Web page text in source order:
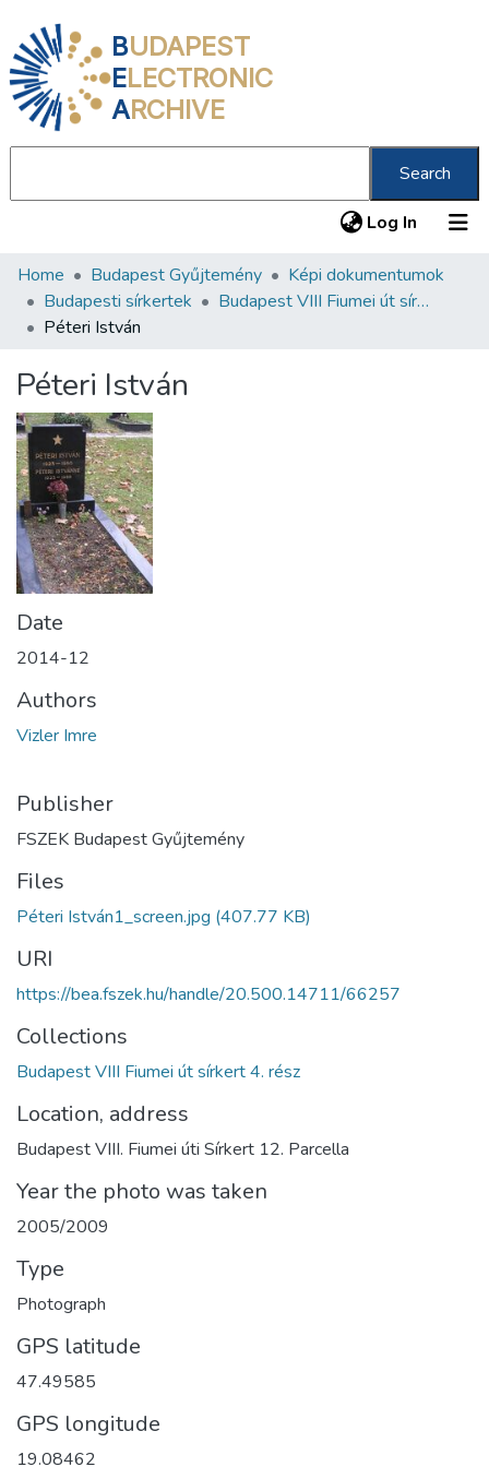
BUDAPEST
ELECTRONIC
ARCHIVE
Search
Log In (current)
Communities & Collections
All of DSpace
About us
Home Budapest Gyűjtemény
Képi dokumentumok
Budapesti sírkertek
Budapest VIII Fiumei út sírkert 4. rész
Péteri István
Péteri István
Date
2014-12
Authors
Vizler Imre
Publisher
FSZEK Budapest Gyűjtemény
Files
Péteri István1_screen.jpg (407.77 KB)
URI
https://bea.fszek.hu/handle/20.500.14711/66257
Collections
Budapest VIII Fiumei út sírkert 4. rész
Location, address
Budapest VIII. Fiumei úti Sírkert 12. Parcella
Year the photo was taken
2005/2009
Type
Photograph
GPS latitude
47.49585
GPS longitude
19.08462